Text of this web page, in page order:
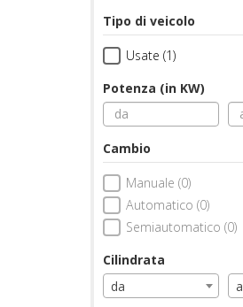
Tipo di veicolo
Usate (1)
Potenza (in KW)
Cambio
Manuale (0)
Automatico (0)
Semiautomatico (0)
Cilindrata
da
a